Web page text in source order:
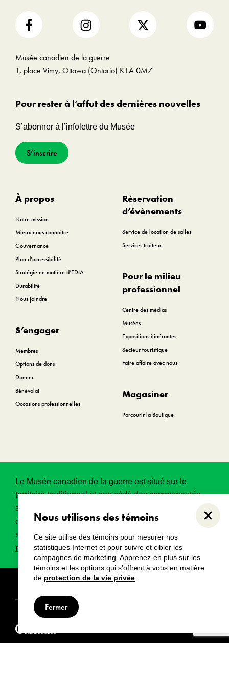
Nous utilisons des témoins
Ce site utilise des témoins pour mesurer nos
statistiques Internet et pour suivre et cibler les
campagnes de marketing. Apprenez-en plus sur les
témoins et les options qui s’offrent à vous en matière
de protection de la vie privée
Fermer
préavis.
Les taxes, les frais d’emballage et
Toute vente est finale.
l’histoire se réservent le droit de refuser ou
provenant de leurs collections.
Musée canadien de la guerre
1, place Vimy, Ottawa (Ontario) K1A 0M7
Pour rester à l’affut des dernières nouvelles
S’abonner à l’infolettre du Musée
S’inscrire
À propos
Notre mission
Mieux nous connaitre
Gouvernance
Plan d’accessibilité
Stratégie en matière d’EDIA
Durabilité
Nous joindre
S’engager
Membres
Options de dons
Donner
Bénévolat
Occasions professionnelles
Réservation
d’évènements
Service de location de salles
Services traiteur
Pour le milieu
professionnel
Centre des médias
Musées
Expositions itinérantes
Secteur touristique
Faire affaire avec nous
Magasiner
Parcourir la Boutique
Le Musée canadien de la guerre est situé sur le
territoire traditionnel et non cédé des communautés
algonquines Anishinabeg. Ce territoire a eu et
continue d’avoir une grande importance historique,
spirituelle et sacrée.Lire l’intégralité de la
reconnaissance territoriale.
Droits d’auteur Avertissements